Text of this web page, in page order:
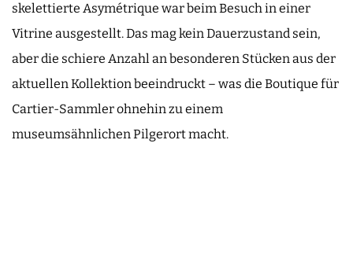
skelettierte Asymétrique war beim Besuch in einer
Vitrine ausgestellt. Das mag kein Dauerzustand sein,
aber die schiere Anzahl an besonderen Stücken aus der
aktuellen Kollektion beeindruckt – was die Boutique für
Cartier-Sammler ohnehin zu einem
museumsähnlichen Pilgerort macht.